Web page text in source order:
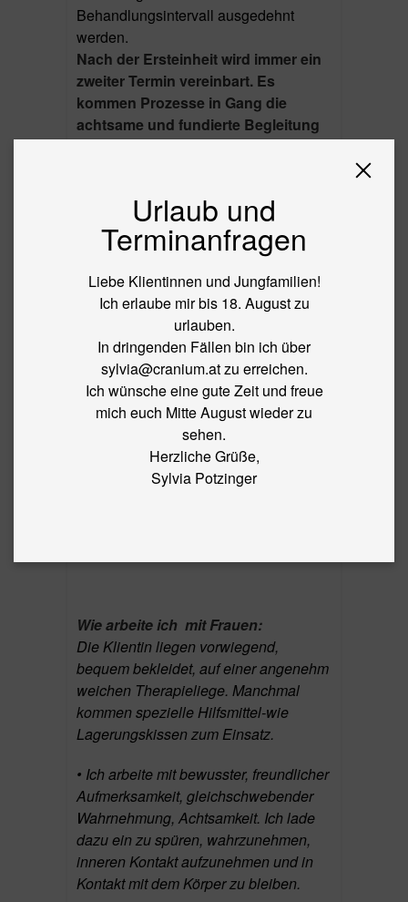
Behandlungsintervall ausgedehnt
werden.
Nach der Ersteinheit wird immer ein
zweiter Termin vereinbart. Es
kommen Prozesse in Gang die
achtsame und fundierte Begleitung
verlangen.
Einheiten. Sie und Ihr Kind werden
begleitet!
Lesen Sie mehr über meinen Ansatz in
der Baby Craniohier.
Wie arbeite ich mit Frauen:
Die Klientin liegen vorwiegend,
bequem bekleidet, auf einer angenehm
weichen Therapieliege. Manchmal
kommen spezielle Hilfsmittel-wie
Lagerungskissen zum Einsatz.
• Ich arbeite mit bewusster, freundlicher
Aufmerksamkeit, gleichschwebender
Wahrnehmung, Achtsamkeit. Ich lade
dazu ein zu spüren, wahrzunehmen,
inneren Kontakt aufzunehmen und in
Kontakt mit dem Körper zu bleiben.
Urlaub und
Terminanfragen
Liebe Klientinnen und Jungfamilien!
Ich erlaube mir bis 18. August zu
urlauben.
In dringenden Fällen bin ich über
sylvia@cranium.at zu erreichen.
Ich wünsche eine gute Zeit und freue
mich euch Mitte August wieder zu
sehen.
Herzliche Grüße,
Sylvia Potzinger